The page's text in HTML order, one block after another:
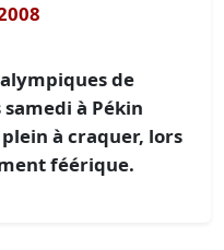
de
à Pékin
plein à craquer, lors
féérique.